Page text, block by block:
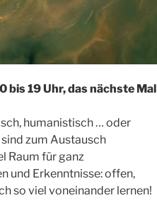
bis 19 Uhr, das nächste Mal
humanistisch … oder
zum Austausch
Raum für ganz
und Erkenntnisse: offen,
so viel voneinander lernen!